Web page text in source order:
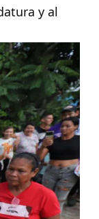
y al